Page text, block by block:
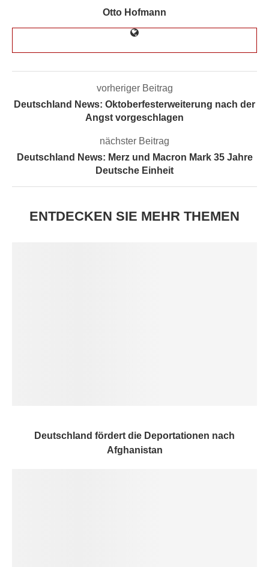
Otto Hofmann
vorheriger Beitrag
Deutschland News: Oktoberfesterweiterung nach der
Angst vorgeschlagen
nächster Beitrag
Deutschland News: Merz und Macron Mark 35 Jahre
Deutsche Einheit
ENTDECKEN SIE MEHR THEMEN
Deutschland fördert die Deportationen nach
Afghanistan